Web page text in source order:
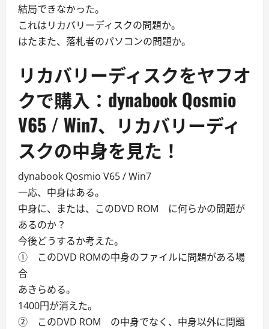
結局できなかった。
これはリカバリーディスクの問題か。
はたまた、落札者のパソコンの問題か。
リカバリーディスクをヤフオ
クで購入：dynabook Qosmio
V65 / Win7、リカバリーディ
スクの中身を見た！
dynabook Qosmio V65 / Win7
一応、中身はある。
中身に、または、このDVD ROM に何らかの問題が
あるのか？
今後どうするか考えた。
① このDVD ROMの中身のファイルに問題がある場
合
あきらめる。
1400円が消えた。
② このDVD ROM の中身でなく、中身以外に問題